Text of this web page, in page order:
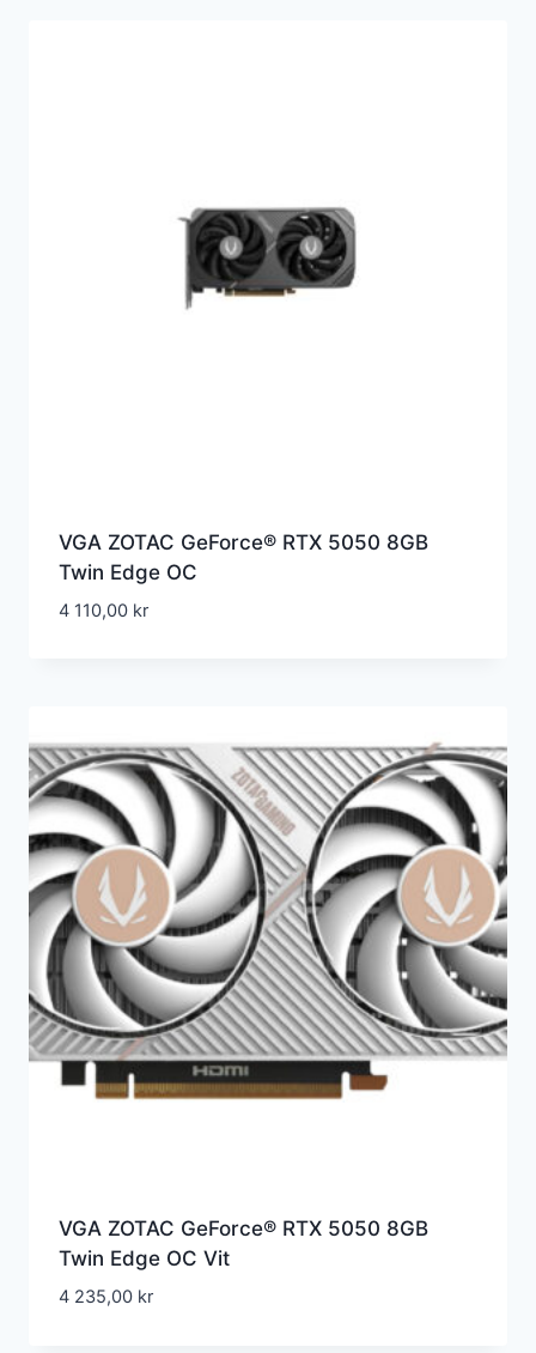
VGA ZOTAC GeForce® RTX 5050 8GB
Twin Edge OC
4 110,00 kr
VGA ZOTAC GeForce® RTX 5050 8GB
Twin Edge OC Vit
4 235,00 kr